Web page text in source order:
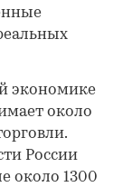
экономике
около
России
около 1300